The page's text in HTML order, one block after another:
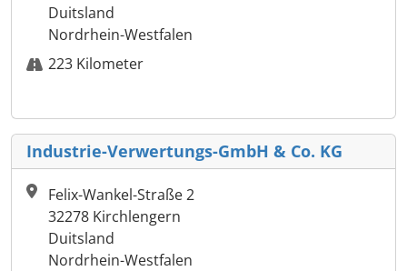
Duitsland
Nordrhein-Westfalen
223 Kilometer
Industrie-Verwertungs-GmbH & Co. KG
Felix-Wankel-Straße 2
32278 Kirchlengern
Duitsland
Nordrhein-Westfalen